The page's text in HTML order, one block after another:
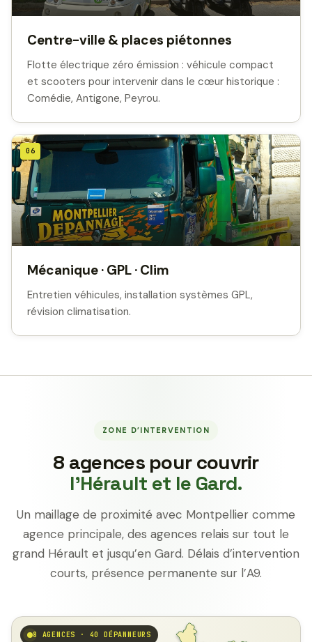
Centre-ville & places piétonnes
Flotte électrique zéro émission : véhicule compact
et scooters pour intervenir dans le cœur historique :
Comédie, Antigone, Peyrou.
06
Mécanique · GPL · Clim
Entretien véhicules, installation systèmes GPL,
révision climatisation.
ZONE D’INTERVENTION
8 agences pour couvrir
l’Hérault et le Gard.
Un maillage de proximité avec Montpellier comme
agence principale, des agences relais sur tout le
grand Hérault et jusqu’en Gard. Délais d’intervention
courts, présence permanente sur l’A9.
8 AGENCES · 40 DÉPANNEURS